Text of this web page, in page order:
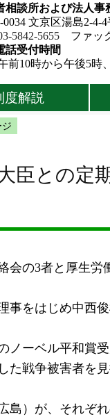
相談所および法人事
0034 文京区湯島2-4-
5842-5655 ファッ
話受付時間
前10時から午後5時
度解説
臣との定
の3者と厚生労
をはじめ中西
ーベル平和賞
戦争被害者を
）が、それぞれ